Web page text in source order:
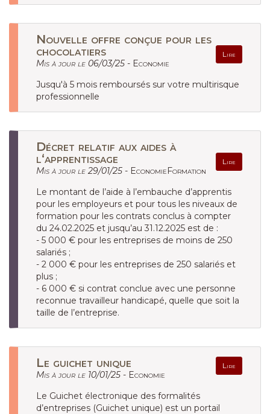
Nouvelle offre conçue pour les
chocolatiers
Lire
Mis à jour le 06/03/25 - Economie
Jusqu'à 5 mois remboursés sur votre multirisque
professionnelle
Décret relatif aux aides à
l‘apprentissage
Lire
Mis à jour le 29/01/25 - EconomieFormation
Le montant de l’aide à l’embauche d’apprentis
pour les employeurs et pour tous les niveaux de
formation pour les contrats conclus à compter
du 24.02.2025 et jusqu’au 31.12.2025 est de :
- 5 000 € pour les entreprises de moins de 250
salariés ;
- 2 000 € pour les entreprises de 250 salariés et
plus ;
- 6 000 € si contrat conclue avec une personne
reconnue travailleur handicapé, quelle que soit la
taille de l’entreprise.
Le guichet unique Lire
Mis à jour le 10/01/25 - Economie
Le Guichet électronique des formalités
d’entreprises (Guichet unique) est un portail